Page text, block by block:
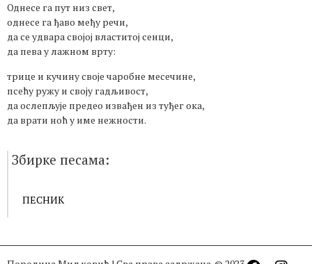
Однесе га пут низ свет,
однесе га ђаво међу речи,
да се удвара својој властитој сенци,
да пева у лажном врту:
трице и кучину своје чаробне месечине,
псећу ружу и своју гадљивост,
да ослепљује предео извађен из туђег ока,
да врати ноћ у име нежности.
Збирке песама:
ПЕСНИК